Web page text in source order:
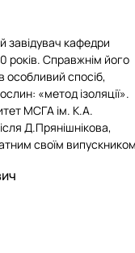
завідувач кафедри
років. Справжнім його
особливий спосіб,
«метод ізоляції».
МСГА ім. К.А.
Д.Прянішнікова,
своїм